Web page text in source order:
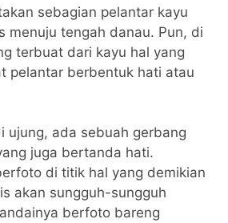
sebagian pelantar kayu
menuju tengah danau. Pun, di
terbuat dari kayu hal yang
pelantar berbentuk hati atau
ujung, ada sebuah gerbang
juga bertanda hati.
di titik hal yang demikian
akan sungguh-sungguh
berfoto bareng